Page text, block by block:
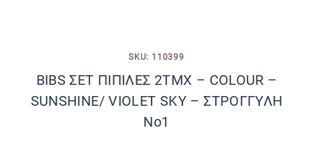
SKU: 110399
BIBS ΣΕΤ ΠΙΠΙΛΕΣ 2ΤΜΧ – COLOUR –
SUNSHINE/ VIOLET SKY – ΣΤΡΟΓΓΥΛΗ
No1